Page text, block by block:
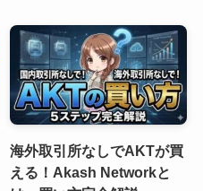
海外取引所なしでAKTが買
える！Akash Networkと